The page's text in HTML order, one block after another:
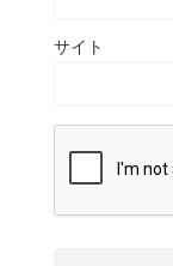
サイト